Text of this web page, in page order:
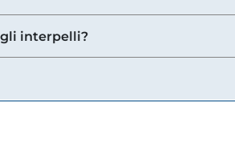
interpelli?